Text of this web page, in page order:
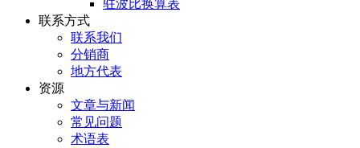
驻波比换算表
联系方式
联系我们
分销商
地方代表
资源
文章与新闻
常见问题
术语表